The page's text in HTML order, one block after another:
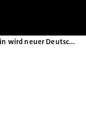
Andreas Zürnstein wird neuer Deutschlandchef von Hyundai